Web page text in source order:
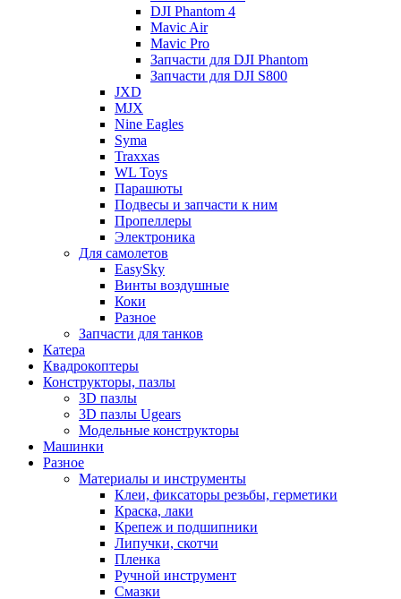
DJI Phantom 4
Mavic Air
Mavic Pro
Запчасти для DJI Phantom
Запчасти для DJI S800
JXD
MJX
Nine Eagles
Syma
Traxxas
WL Toys
Парашюты
Подвесы и запчасти к ним
Пропеллеры
Электроника
Для самолетов
EasySky
Винты воздушные
Коки
Разное
Запчасти для танков
Катера
Квадрокоптеры
Конструкторы, пазлы
3D пазлы
3D пазлы Ugears
Модельные конструкторы
Машинки
Разное
Материалы и инструменты
Клеи, фиксаторы резьбы, герметики
Краска, лаки
Крепеж и подшипники
Липучки, скотчи
Пленка
Ручной инструмент
Смазки